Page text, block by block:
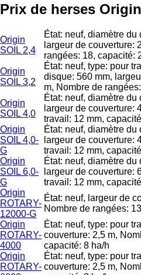
Prix de herses Origin
Origin
SOIL 2,4
État: neuf, diamètre du
largeur de couverture:
rangées: 18, capacité:
Origin
SOIL 3,2
État: neuf, type: pour
disque: 560 mm,
m, Nombre de
Origin
SOIL 4,0
État: neuf, diamètre du
largeur de couverture:
travail: 12 mm,
Origin
SOIL 4,0-
G
État: neuf, diamètre du
largeur de couverture:
travail: 12 mm,
Origin
SOIL 6,0-
G
État: neuf, diamètre du
largeur de couverture:
travail: 12 mm,
Origin
ROTARY-
12000-G
État: neuf, largeur de
Nombre de rangées:
Origin
ROTARY-
4000
État: neuf, type: pour
couverture: 2,5 m,
capacité: 8 ha/h
Origin
ROTARY-
État: neuf, type: pour
couverture: 2,5 m,